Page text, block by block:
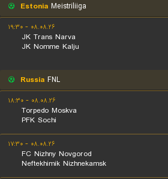
Estonia Meistriliiga
۰۸.۰۸.۲۶ - ۱۹:۳۰
JK Trans Narva
JK Nomme Kalju
Russia FNL
۰۸.۰۸.۲۶ - ۱۸:۳۰
Torpedo Moskva
PFK Sochi
۰۸.۰۸.۲۶ - ۱۷:۳۰
FC Nizhny Novgorod
Neftekhimik Nizhnekamsk